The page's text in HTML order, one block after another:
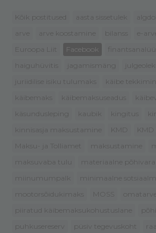
Kõik postitused aasta sissetulek
arve
arve koostamine bilanss e-arve
Euroopa Liit
Facebook finantsanalüüs
haiguhüvitis
jagamismäng
juriidilise isiku tulumaks
käibe
käibemaks
käibemaksuseadus
käsundusleping
kaubik kingitus
kinnisasja maksustamine
KMD KMD
Maksu- ja Tolliamet
maksustamine
maksuvaba tulu
materiaalne põhivara
miinumumpalk
minimaalne
mootorsõidukimaks
omatarve
piiratud käibemaksukohustuslane
puhkusereserv
püsiv tegevuskoht